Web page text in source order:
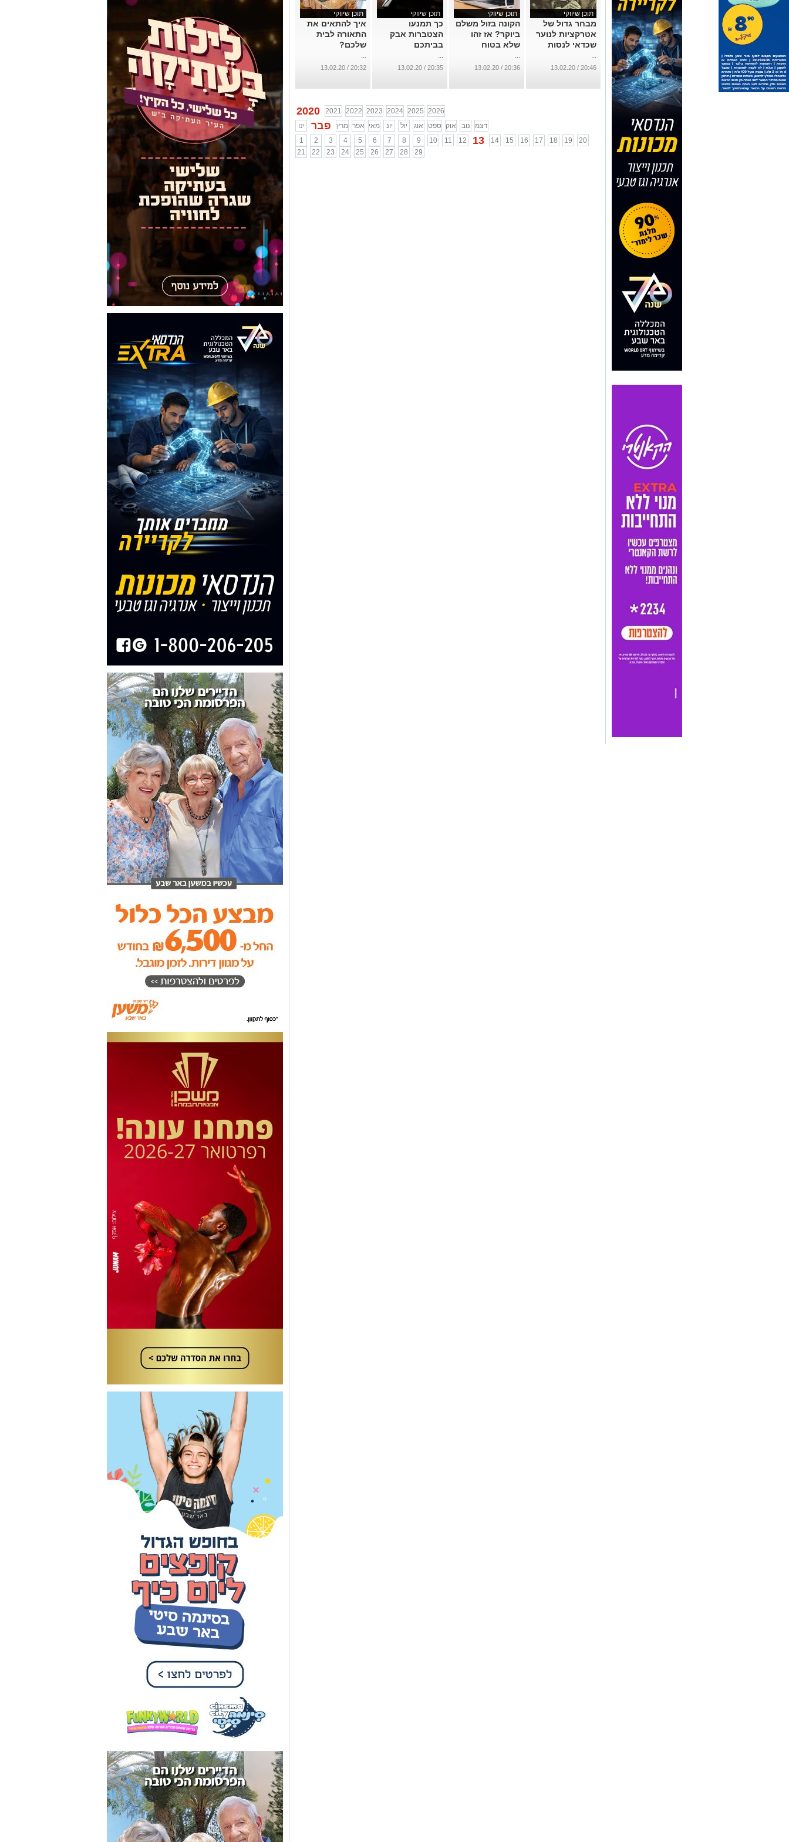
תוכן שיווקי
מבחר גדול של
אטרקציות לנוער
שכדאי לנסות
...
20:46 / 13.02.20
תוכן שיווקי
הקונה בזול משלם
ביוקר? אז זהו
שלא בטוח
...
20:36 / 13.02.20
תוכן שיווקי
כך תמנעו
הצטברות אבק
בביתכם
...
20:35 / 13.02.20
תוכן שיווקי
איך להתאים את
התאורה לבית
שלכם?
...
20:32 / 13.02.20
2020 2021 2022 2023 2024 2025 2026
ינו
פבר מרץ אפר מאי יונ יול אוג ספט אוק נוב
דצמ
1
2 3 4 5 6 7 8 9 10 11 12 13 14 15 16 17 18 19
20
21
22 23 24 25 26 27 28 29